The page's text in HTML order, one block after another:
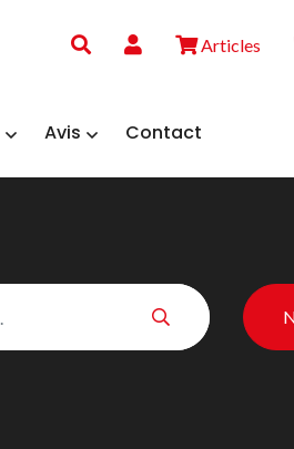
Articles
Avis Contact